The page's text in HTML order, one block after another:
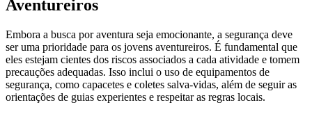
Aventureiros
Embora a busca por aventura seja emocionante, a segurança deve
ser uma prioridade para os jovens aventureiros. É fundamental que
eles estejam cientes dos riscos associados a cada atividade e tomem
precauções adequadas. Isso inclui o uso de equipamentos de
segurança, como capacetes e coletes salva-vidas, além de seguir as
orientações de guias experientes e respeitar as regras locais.